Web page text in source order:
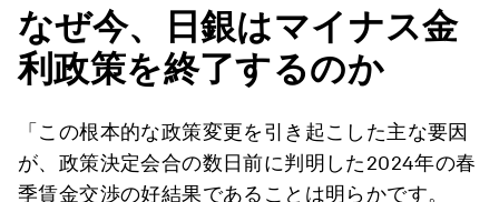
なぜ今、日銀はマイナス金
利政策を終了するのか
「この根本的な政策変更を引き起こした主な要因
が、政策決定会合の数日前に判明した2024年の春
季賃金交渉の好結果であることは明らかです。